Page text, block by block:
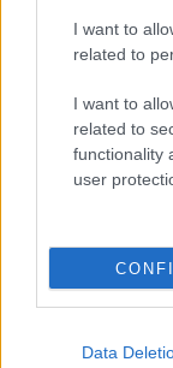
I want to
related to
I want to
related to
functionality
user
Data
A bejegyzés
nem vállal, azokat